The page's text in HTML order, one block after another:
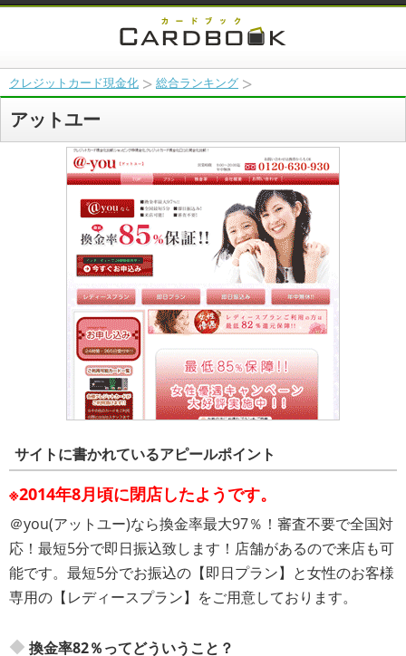
クレジットカード現金化 総合ランキング
アットユー
サイトに書かれているアピールポイント
※2014年8月頃に閉店したようです。
＠you(アットユー)なら換金率最大97％！審査不要で全国対
応！最短5分で即日振込致します！店舗があるので来店も可
能です。最短5分でお振込の【即日プラン】と女性のお客様
専用の【レディースプラン】をご用意しております。
換金率82％ってどういうこと？